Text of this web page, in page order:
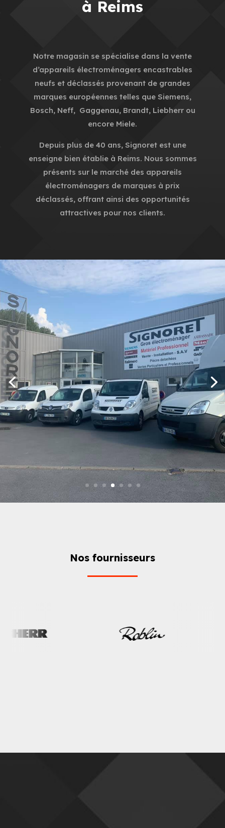
à Reims
Notre magasin se spécialise dans la vente
d’appareils électroménagers encastrables
neufs et déclassés provenant de grandes
marques européennes telles que Siemens,
Bosch, Neff, Gaggenau, Brandt, Liebherr ou
encore Miele.
Depuis plus de 40 ans, Signoret est une
enseigne bien établie à Reims. Nous sommes
présents sur le marché des appareils
électroménagers de marques à prix
déclassés, offrant ainsi des opportunités
attractives pour nos clients.
Nos fournisseurs